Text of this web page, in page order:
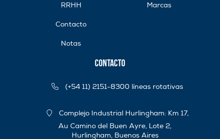
RRHH
Contacto
Notas
Marcas
Contacto
(+54 11) 2151-8300 líneas rotativas
Complejo Industrial Hurlingham: Km 17,
Au Camino del Buen Ayre, Lote 2,
Hurlingham, Buenos Aires